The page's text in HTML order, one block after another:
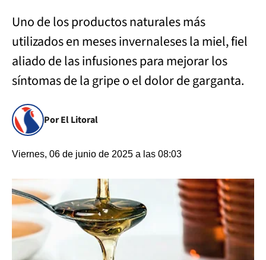
Uno de los productos naturales más
utilizados en meses invernaleses la miel, fiel
aliado de las infusiones para mejorar los
síntomas de la gripe o el dolor de garganta.
Por El Litoral
Viernes, 06 de junio de 2025 a las 08:03